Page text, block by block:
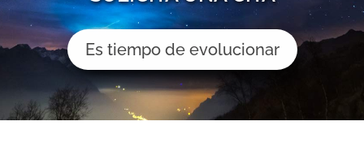
Es tiempo de evolucionar